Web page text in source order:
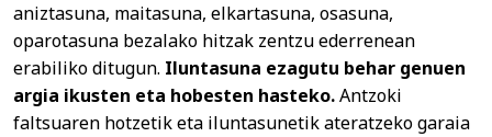
aniztasuna, maitasuna, elkartasuna, osasuna,
oparotasuna bezalako hitzak zentzu ederrenean
erabiliko ditugun. Iluntasuna ezagutu behar genuen
argia ikusten eta hobesten hasteko.Antzoki
faltsuaren hotzetik eta iluntasunetik ateratzeko garaia